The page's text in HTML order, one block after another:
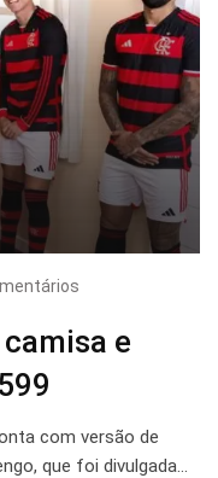
e
com versão de
que foi divulgada…